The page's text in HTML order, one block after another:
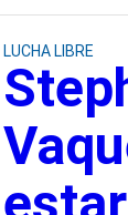
LUCHA LIBRE